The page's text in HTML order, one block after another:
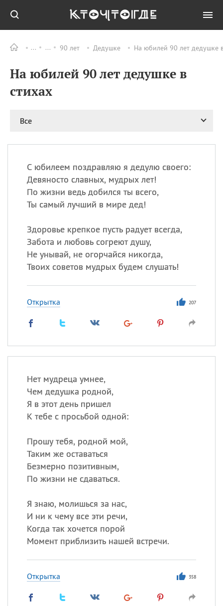
90 лет Дедушке На юбилей 90 лет дедушке
На юбилей 90 лет дедушке в
стихах
Все
С юбилеем поздравляю я дедулю своего:
Девяносто славных, мудрых лет!
По жизни ведь добился ты всего,
Ты самый лучший в мире дед!
Здоровье крепкое пусть радует всегда,
Забота и любовь согреют душу,
Не унывай, не огорчайся никогда,
Твоих советов мудрых будем слушать!
Открытка 207
Нет мудреца умнее,
Чем дедушка родной,
Я в этот день пришел
К тебе с просьбой одной:
Прошу тебя, родной мой,
Таким же оставаться
Безмерно позитивным,
По жизни не сдаваться.
Я знаю, молишься за нас,
И ни к чему все эти речи,
Когда так хочется порой
Момент приблизить нашей встречи.
Открытка 358
ПРАЗДНИКИ Все
08.08
День «Счастье
случается» (Happiness
великомученика
покровителя всех
врачей и целителя
09.08
День книголюбов (Book
Lovers Day)
ИМЕНА
Сегодня празднуют именины
Посмотреть значениеи
происхождение